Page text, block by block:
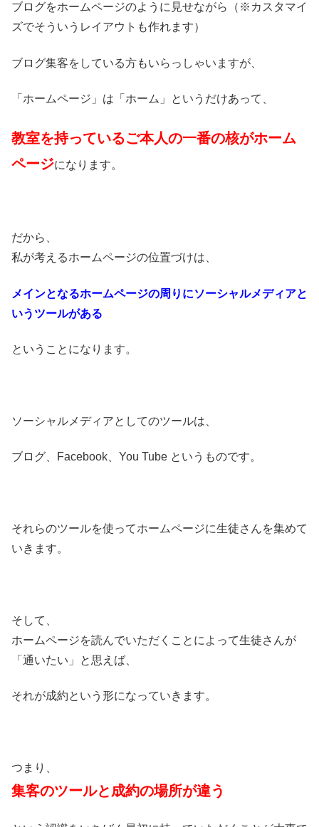
ブログをホームページのように見せながら（※カスタマイ
ズでそういうレイアウトも作れます）
ブログ集客をしている方もいらっしゃいますが、
「ホームページ」は「ホーム」というだけあって、
教室を持っているご本人の一番の核がホーム
ページになります。
だから、
私が考えるホームページの位置づけは、
メインとなるホームページの周りにソーシャルメディアと
いう ツールがある
ということになります。
ソーシャルメディアとしてのツールは、
ブログ、Facebook、You Tube というものです。
それらのツールを使ってホームページに生徒さんを集めて
いきます。
そして、
ホームページを読んでいただくことによって生徒さんが
「通いたい」と思えば、
それが成約という形になっていきます。
つまり、
集客のツールと成約の場所が違う